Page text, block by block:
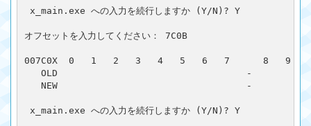
x_main.exe への入力を続行しますか (Y/N)? Y
オフセットを入力してください： 7C0B
007C0X  0   1   2   3   4   5   6   7      8   9
OLD                                  -
NEW                                  -
x_main.exe への入力を続行しますか (Y/N)? Y